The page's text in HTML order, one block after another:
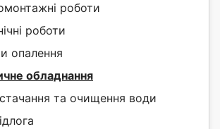
роботи
роботи
опалення
обладнання
та очищення води